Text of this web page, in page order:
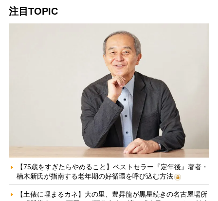
注目TOPIC
【75歳をすぎたらやめること】ベストセラー『定年後』著者・
楠木新氏が指南する老年期の好循環を呼び込む方法
【土俵に埋まるカネ】大の里、豊昇龍が黒星続きの名古屋場所